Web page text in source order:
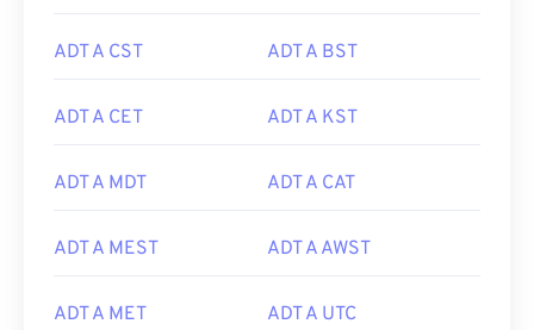
ADT A CST ADT A BST
ADT A CET ADT A KST
ADT A MDT ADT A CAT
ADT A MEST ADT A AWST
ADT A MET ADT A UTC